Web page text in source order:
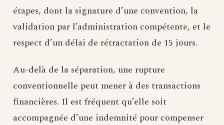
étapes, dont la signature d’une convention, la
validation par l’administration compétente, et le
respect d’un délai de rétractation de 15 jours.
Au-delà de la séparation, une rupture
conventionnelle peut mener à des transactions
financières. Il est fréquent qu’elle soit
accompagnée d’une indemnité pour compenser